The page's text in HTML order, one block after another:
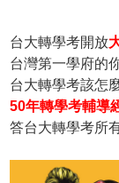
台大轉學考開放
台灣第一學府的
台大轉學考該怎
50年轉學考輔導
答台大轉學考所